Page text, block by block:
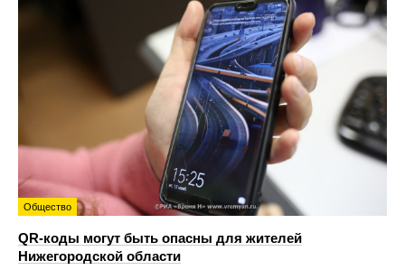
Общество
QR-коды могут быть опасны для жителей
Нижегородской области